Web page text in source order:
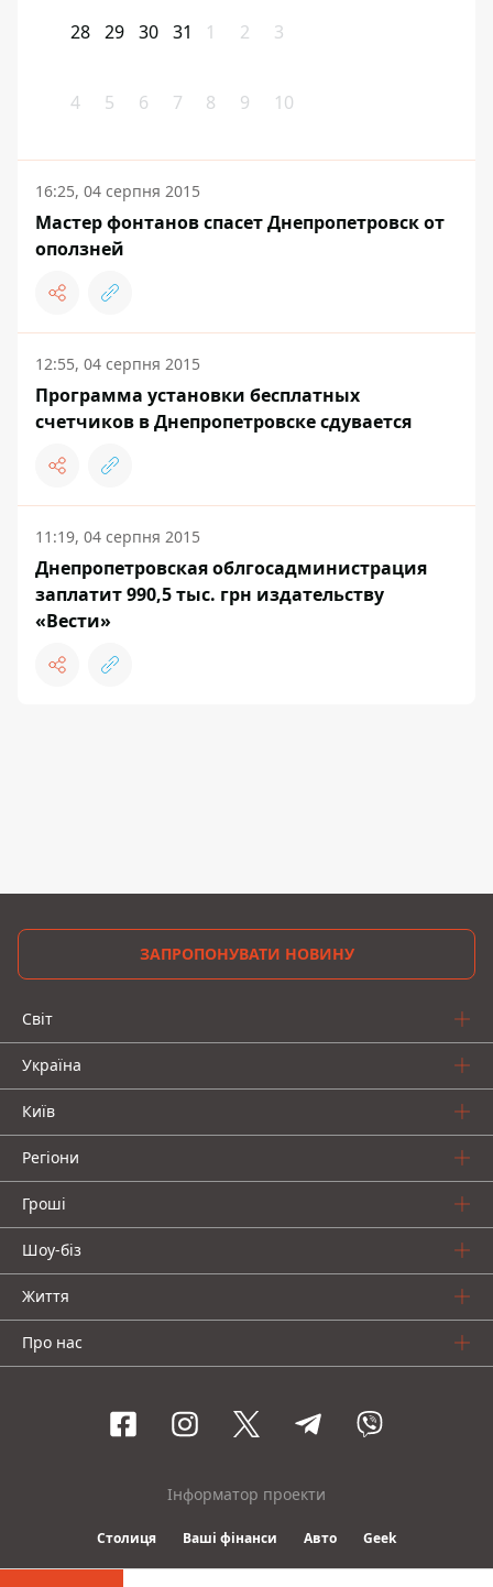
28 29 30 31 1 2 3
4 5 6 7 8 9 10
16:25, 04 серпня 2015
Мастер фонтанов спасет Днепропетровск от
оползней
12:55, 04 серпня 2015
Программа установки бесплатных
счетчиков в Днепропетровске сдувается
11:19, 04 серпня 2015
Днепропетровская облгосадминистрация
заплатит 990,5 тыс. грн издательству
«Вести»
ЗАПРОПОНУВАТИ НОВИНУ
Світ
Україна
Київ
Регіони
Гроші
Шоу-біз
Життя
Про нас
Інформатор проекти
Столиця Ваші фінанси Авто Geek